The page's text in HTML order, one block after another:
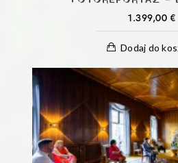
1.399,00 €
Dodaj do